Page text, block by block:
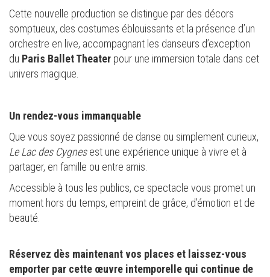
Cette nouvelle production se distingue par des décors
somptueux, des costumes éblouissants et la présence d’un
orchestre en live, accompagnant les danseurs d’exception
du Paris Ballet Theater pour une immersion totale dans cet
univers magique.
Un rendez-vous immanquable
Que vous soyez passionné de danse ou simplement curieux,
Le Lac des Cygnesest une expérience unique à vivre et à
partager, en famille ou entre amis.
Accessible à tous les publics, ce spectacle vous promet un
moment hors du temps, empreint de grâce, d’émotion et de
beauté.
Réservez dès maintenant vos places et laissez-vous
emporter par cette œuvre intemporelle qui continue de